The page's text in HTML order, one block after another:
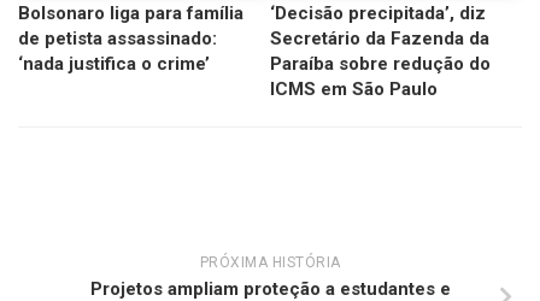
Bolsonaro liga para família
de petista assassinado:
‘nada justifica o crime’
‘Decisão precipitada’, diz
Secretário da Fazenda da
Paraíba sobre redução do
ICMS em São Paulo
PRÓXIMA HISTÓRIA
Projetos ampliam proteção a estudantes e